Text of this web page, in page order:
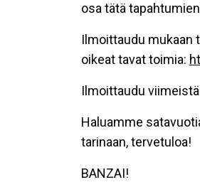
osa tätä
Ilmoittaudu mukaan
oikeat tavat toimia:
Ilmoittaudu
Haluamme
tarinaan, tervetuloa!
BANZAI!